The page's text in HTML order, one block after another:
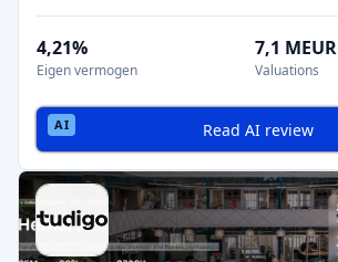
4,21%
Eigen vermogen
7,1 MEUR
Valuations
Read AI review